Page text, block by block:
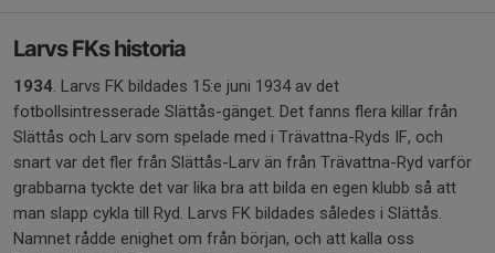
Larvs FKs historia
1934. Larvs FK bildades 15:e juni 1934 av det
fotbollsintresserade Slättås-gänget. Det fanns flera killar från
Slättås och Larv som spelade med i Trävattna-Ryds IF, och
snart var det fler från Slättås-Larv än från Trävattna-Ryd varför
grabbarna tyckte det var lika bra att bilda en egen klubb så att
man slapp cykla till Ryd. Larvs FK bildades således i Slättås.
Namnet rådde enighet om från början, och att kalla oss